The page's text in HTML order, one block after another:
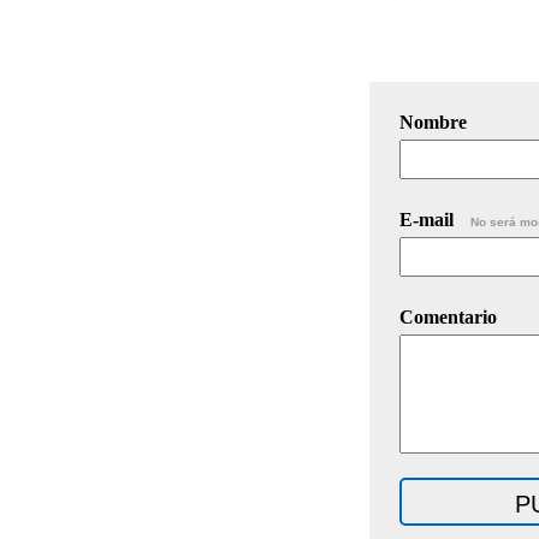
Nombre
E-mail No será
Comentario